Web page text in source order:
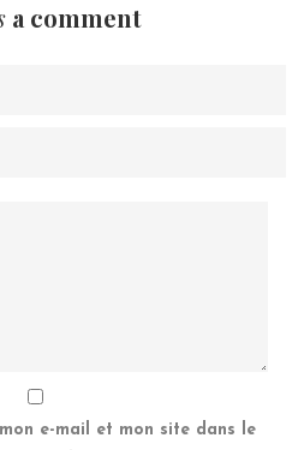
a comment
e-mail et mon site dans le